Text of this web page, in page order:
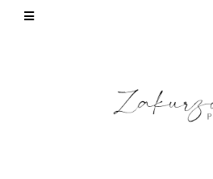
This site uses cookies from
of service, generate usage
and address abuse.
LEARN MORE